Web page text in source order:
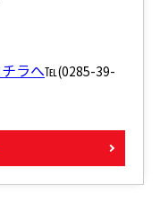
ラへ℡(0285-39-